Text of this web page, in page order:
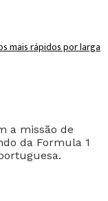
mais rápidos por larga
a missão de
da Formula 1